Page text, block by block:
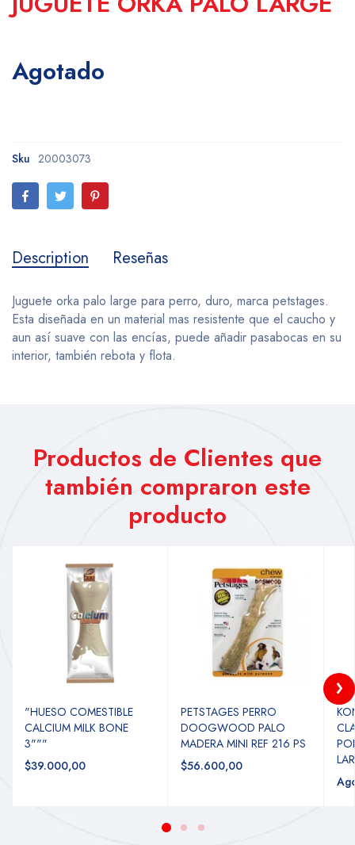
Agotado
Sku 20003073
Description Reseñas
Juguete orka palo large para perro, duro, marca petstages.
Esta diseñada en un material mas resistente que el caucho y
aun así suave con las encías, puede añadir pasabocas en su
interior, también rebota y flota.
Productos de Clientes que
también compraron este
producto
"HUESO COMESTIBLE
CALCIUM MILK BONE
3"""
$39.000,00
PETSTAGES PERRO
DOOGWOOD PALO
MADERA MINI REF 216 PS
$56.600,00